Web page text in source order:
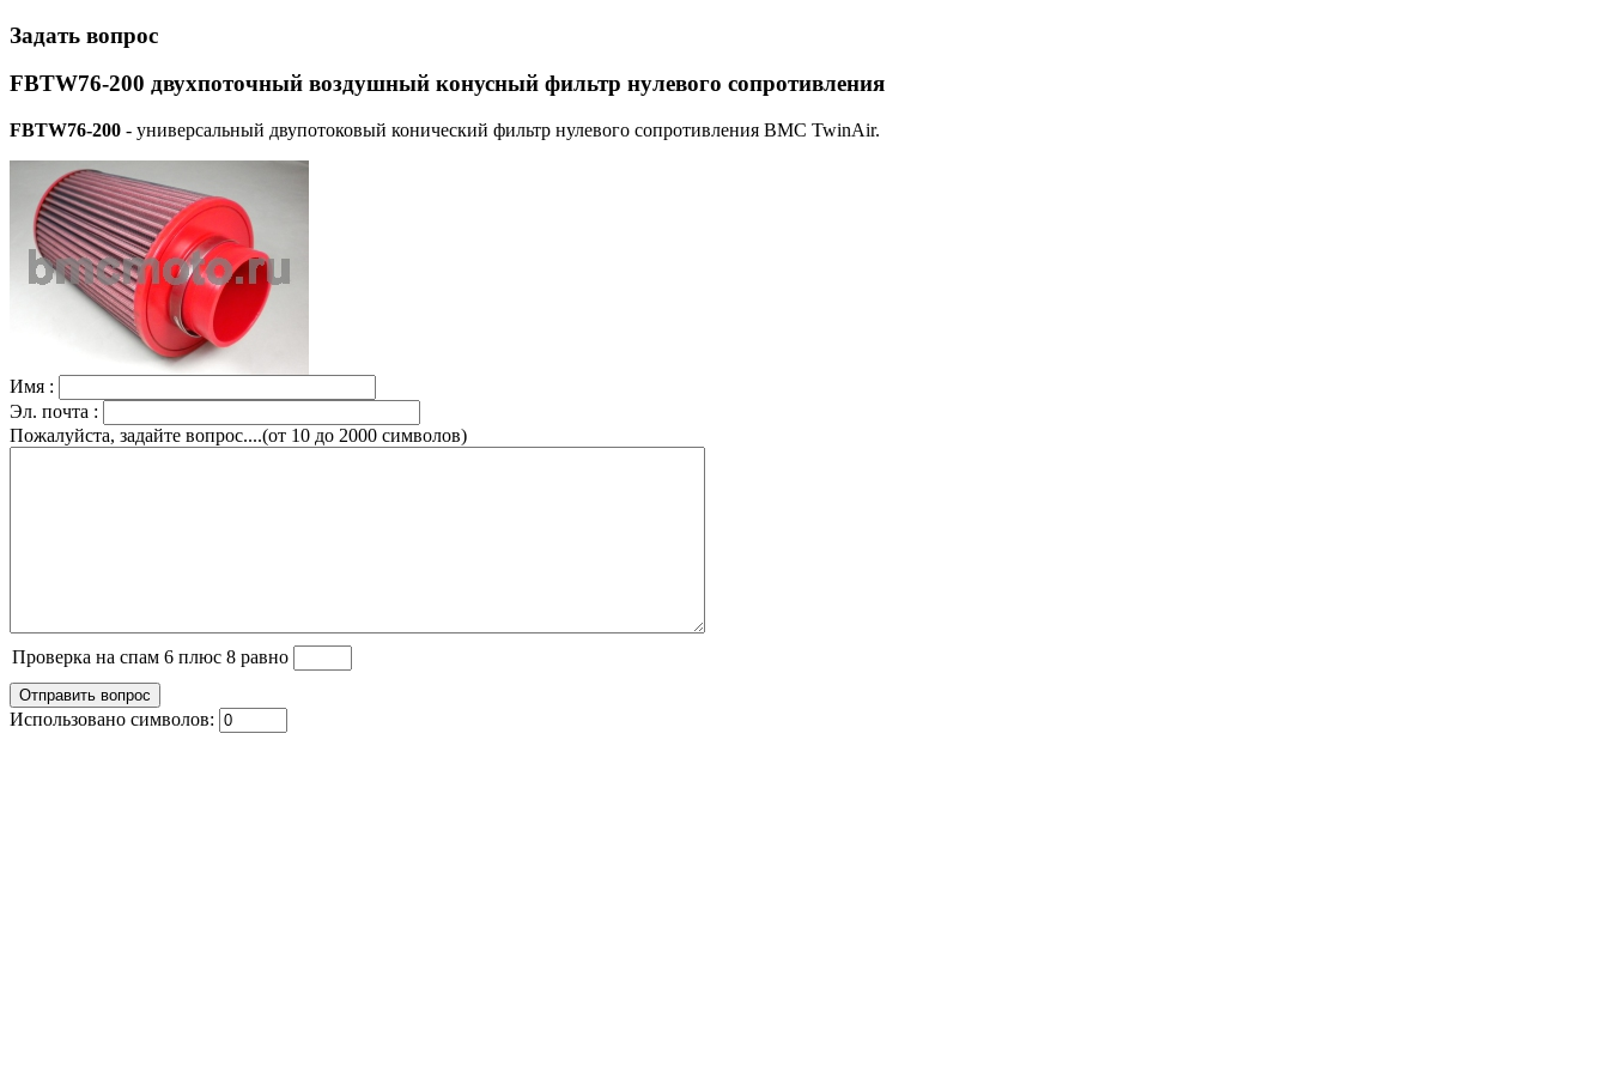
Задать вопрос
FBTW76-200 двухпоточный воздушный конусный фильтр нулевого сопротивления
FBTW76-200 - универсальный двупотоковый конический фильтр нулевого сопротивления BMC TwinAir.
Имя :
Эл. почта :
Пожалуйста, задайте вопрос....(от 10 до 2000 символов)
Проверка на спам 6 плюс 8 равно
Использовано символов: